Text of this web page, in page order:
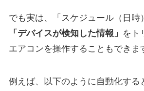
でも実は、「スケジュール（日時
「デバイスが検知した情報」 をト
エアコンを操作することもできま
例えば、以下のように自動化する